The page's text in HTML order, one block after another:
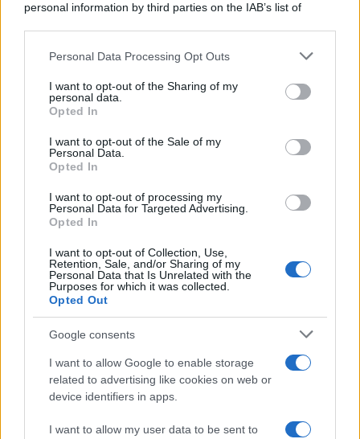
personal information by third parties on the IAB’s list of
This information may also be disclosed by us to third parties
disclose it to other third parties.
Please note that this website/app uses one or more Google
services and may gather and store information including but
not limited to your visit or usage behaviour. You may click to
grant or deny consent to Google and its third-party tags to
consent section.
Personal Data Processing Opt Outs
I want to opt-out of the Sharing of my
personal data.
Opted In
I want to opt-out of the Sale of my
Personal Data.
Opted In
I want to opt-out of processing my
Personal Data for Targeted Advertising.
Opted In
I want to opt-out of Collection, Use,
Retention, Sale, and/or Sharing of my
Personal Data that Is Unrelated with the
Purposes for which it was collected.
Opted Out
Google consents
I want to allow Google to enable storage
related to advertising like cookies on web or
device identifiers in apps.
I want to allow my user data to be sent to
Il medagliere /
Europei di nuoto: Pellecani guida una super
Italia
Il centenario /A L'Aquila arriva la mostra "TITO, 100 anni
L'attesa /Un estate di calcio: tra Mondiali e Serie A